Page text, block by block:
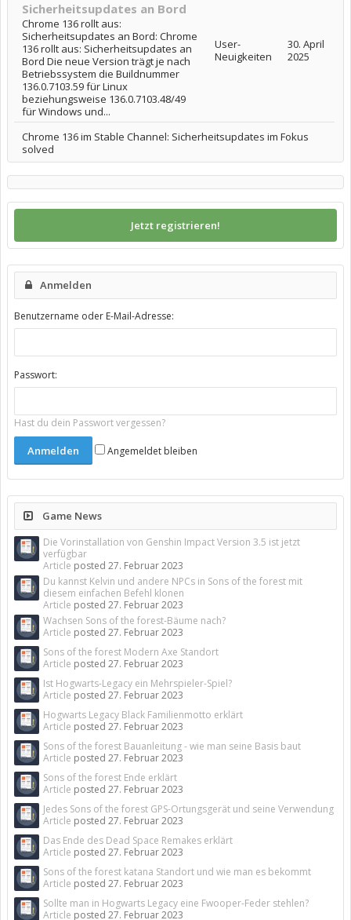
Sicherheitsupdates an Bord
Chrome 136 rollt aus:
Sicherheitsupdates an Bord: Chrome
136 rollt aus: Sicherheitsupdates an
Bord Die neue Version trägt je nach
Betriebssystem die Buildnummer
136.0.7103.59 für Linux
beziehungsweise 136.0.7103.48/49
für Windows und...
User-
Neuigkeiten
30. April
2025
Chrome 136 im Stable Channel: Sicherheitsupdates im Fokus
solved
Jetzt registrieren!
Anmelden
Benutzername oder E-Mail-Adresse:
Passwort:
Hast du dein Passwort vergessen?
Angemeldet bleiben
Game News
Die Vorinstallation von Genshin Impact Version 3.5 ist jetzt
verfügbar
Article posted 27. Februar 2023
Du kannst Kelvin und andere NPCs in Sons of the forest mit
diesem einfachen Befehl klonen
Article posted 27. Februar 2023
Wachsen Sons of the forest-Bäume nach?
Article posted 27. Februar 2023
Sons of the forest Modern Axe Standort
Article posted 27. Februar 2023
Ist Hogwarts-Legacy ein Mehrspieler-Spiel?
Article posted 27. Februar 2023
Hogwarts Legacy Black Familienmotto erklärt
Article posted 27. Februar 2023
Sons of the forest Bauanleitung - wie man seine Basis baut
Article posted 27. Februar 2023
Sons of the forest Ende erklärt
Article posted 27. Februar 2023
Jedes Sons of the forest GPS-Ortungsgerät und seine Verwendung
Article posted 27. Februar 2023
Das Ende des Dead Space Remakes erklärt
Article posted 27. Februar 2023
Sons of the forest katana Standort und wie man es bekommt
Article posted 27. Februar 2023
Sollte man in Hogwarts Legacy eine Fwooper-Feder stehlen?
Article posted 27. Februar 2023